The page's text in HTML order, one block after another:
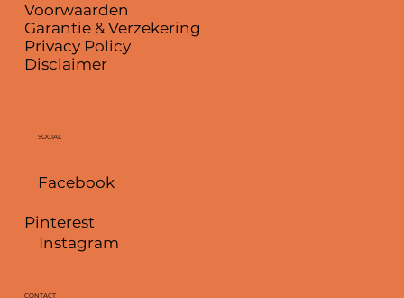
Voorwaarden
Garantie & Verzekering
Privacy Policy
Disclaimer
SOCIAL
Facebook
Instagram
Pinterest
CONTACT